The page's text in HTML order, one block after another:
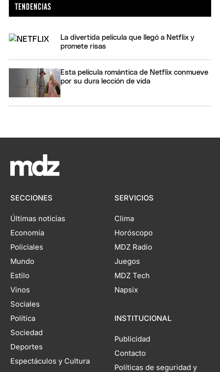
La divertida película que llegó a Netflix y
promete risas
Esta película romántica de Netflix conmueve
por su dura lección de vida
SECCIONES
Últimas noticias
Economía
Policiales
Mundo
Estilo
Vinos
Sociales
Política
Sociedad
Deportes
Espectáculos y Cultura
SERVICIOS
Clima
Horóscopo
MDZ Radio
Juegos
MDZ Tech
Napsix
INSTITUCIONAL
Publicidad
Contacto
Políticas de seguridad y